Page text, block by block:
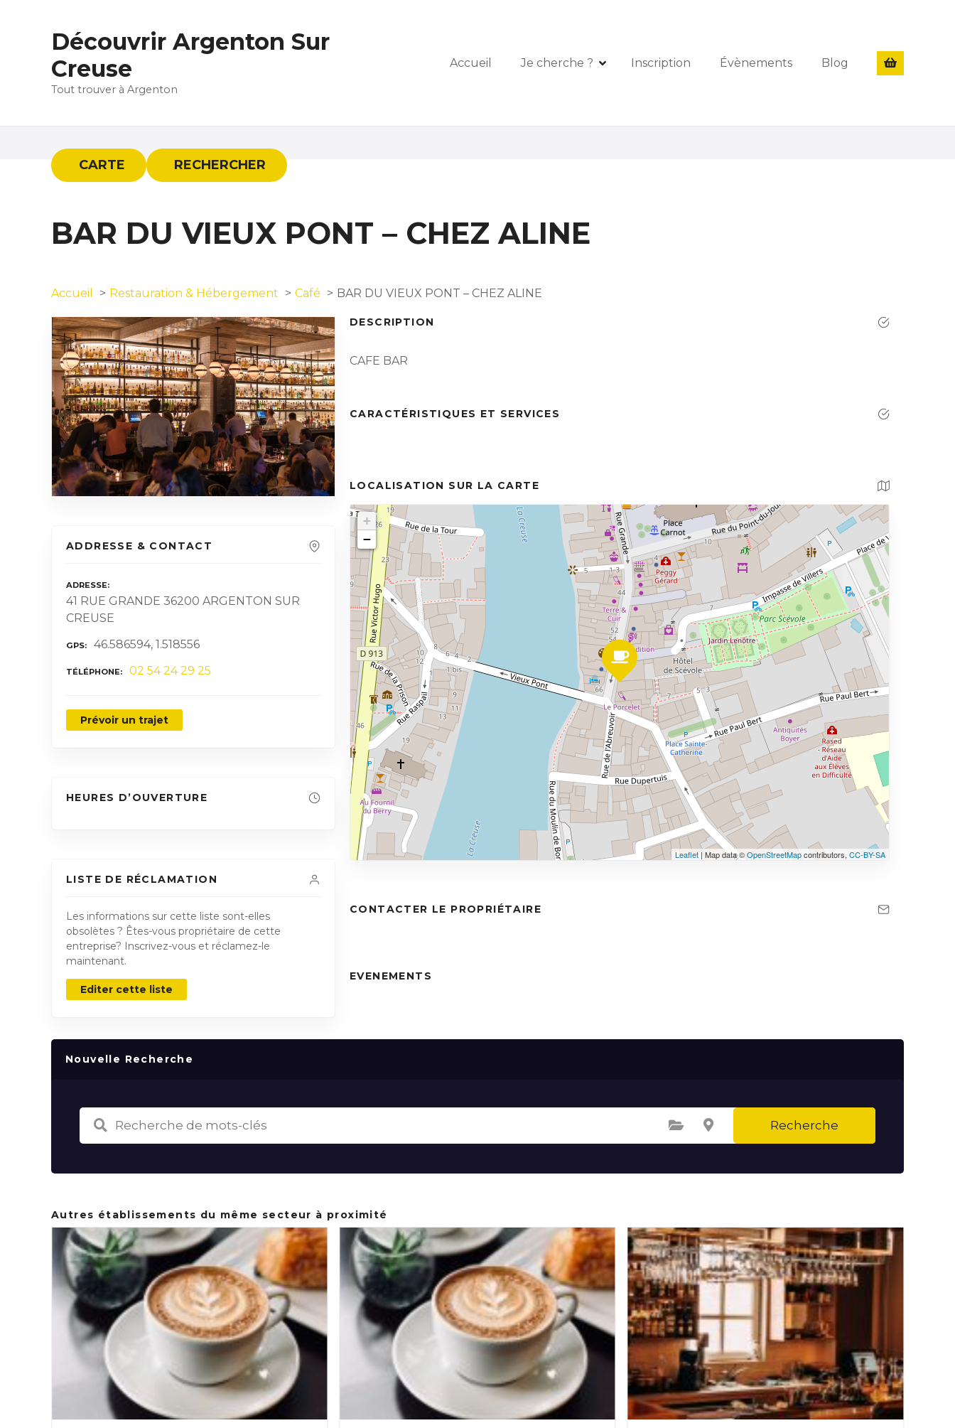
Découvrir Argenton Sur
Creuse
Tout trouver à Argenton
Accueil Je cherche ? Inscription Évènements Blog
CARTE RECHERCHER
BAR DU VIEUX PONT – CHEZ ALINE
Accueil Restauration & Hébergement Café BAR DU VIEUX PONT – CHEZ ALINE
ADDRESSE & CONTACT
ADRESSE
41 RUE GRANDE 36200 ARGENTON SUR
CREUSE
GPS 46.586594, 1.518556
TÉLÉPHONE 02 54 24 29 25
Prévoir un trajet
HEURES D’OUVERTURE
LISTE DE RÉCLAMATION
Les informations sur cette liste sont-elles
obsolètes ? Êtes-vous propriétaire de cette
entreprise? Inscrivez-vous et réclamez-le
maintenant.
Editer cette liste
DESCRIPTION
CAFE BAR
CARACTÉRISTIQUES ET SERVICES
LOCALISATION SUR LA CARTE
+
−
Leaflet| Map data ©OpenStreetMapcontributors, CC-BY-SA
CONTACTER LE PROPRIÉTAIRE
EVENEMENTS
Nouvelle Recherche
Sélectionnez une catégorie Sélectionnez le lieu Recherche
Autres établissements du même secteur à proximité